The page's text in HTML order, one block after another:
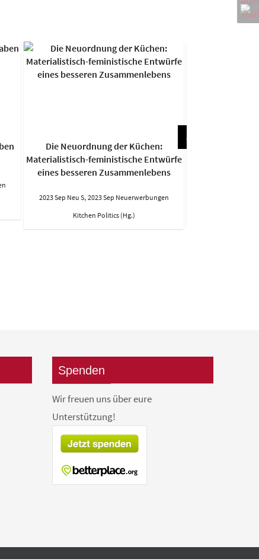
Die Neuordnung der Küchen:
Materialistisch-feministische Entwürfe
eines besseren Zusammenlebens
2023 Sep Neu S, 2023 Sep Neuerwerbungen
Kitchen Politics (Hg.)
Spenden
Wir freuen uns über eure
Unterstützung!